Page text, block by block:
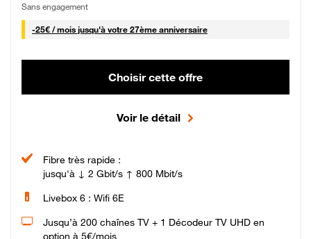
Sans engagement
-25€ / mois25 € par mois
jusqu'à votre 27ème anniversaire
Choisir cette offre
Voir le détail
Fibre très rapide :
jusqu'à ↓ 2 Gbit/s ↑ 800 Mbit/s
Livebox 6 : Wifi 6E
Jusqu’à 200 chaînes TV + 1 Décodeur TV UHD en
option à 5€/mois